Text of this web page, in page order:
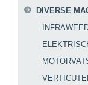
DIVERSE